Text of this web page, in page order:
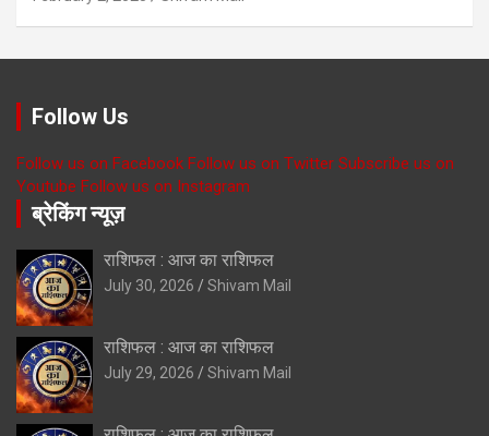
Follow Us
Follow us on Facebook Follow us on Twitter Subscribe us on
Youtube Follow us on Instagram
ब्रेकिंग न्यूज़
राशिफल : आज का राशिफल
July 30, 2026 Shivam Mail
राशिफल : आज का राशिफल
July 29, 2026 Shivam Mail